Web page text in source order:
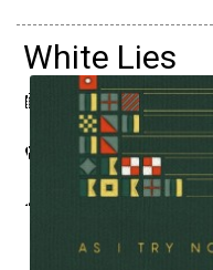
White Lies
16 maio 2022
LAV - Lisboa Ao Vivo